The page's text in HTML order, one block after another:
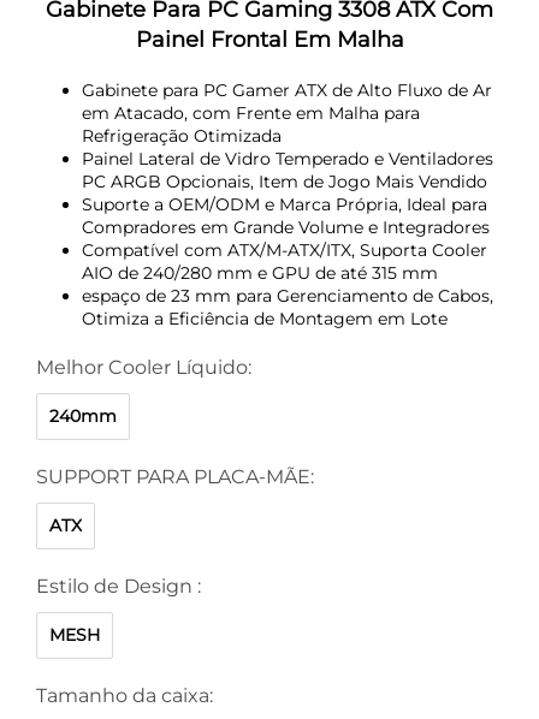
Gabinete Para PC Gaming 3308 ATX Com
Painel Frontal Em Malha
Gabinete para PC Gamer ATX de Alto Fluxo de Ar
em Atacado, com Frente em Malha para
Refrigeração Otimizada
Painel Lateral de Vidro Temperado e Ventiladores
PC ARGB Opcionais, Item de Jogo Mais Vendido
Suporte a OEM/ODM e Marca Própria, Ideal para
Compradores em Grande Volume e Integradores
Compatível com ATX/M-ATX/ITX, Suporta Cooler
AIO de 240/280 mm e GPU de até 315 mm
espaço de 23 mm para Gerenciamento de Cabos,
Otimiza a Eficiência de Montagem em Lote
Melhor Cooler Líquido:
240mm
SUPPORT PARA PLACA-MÃE:
ATX
Estilo de Design :
MESH
Tamanho da caixa: